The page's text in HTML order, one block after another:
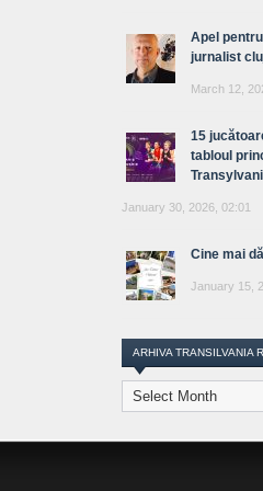
Apel
jurnalist
March 12,
15
tabloul
January 30, 2026, 02:01
Cine mai
January 15,
ARHIVA TRANSILVANIA
Arhiva
Transilvania